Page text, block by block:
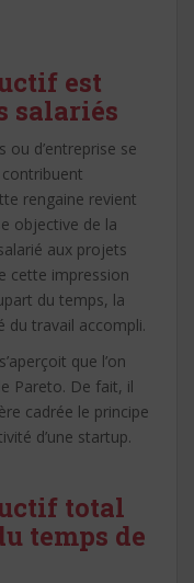
est
salariés
ou d’entreprise se
rengaine revient
objective de la
aux projets
cette impression
du temps, la
du travail accompli.
que l’on
Pareto. De fait, il
cadrée le principe
d’une startup.
total
temps de